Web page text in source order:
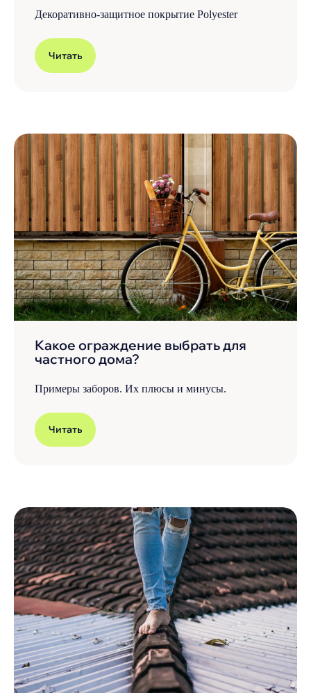
Декоративно-защитное покрытие Polyester
Читать
Какое ограждение выбрать для
частного дома?
Примеры заборов. Их плюсы и минусы.
Читать